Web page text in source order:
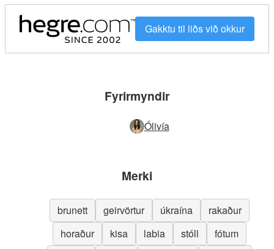
Gakktu til liðs við okkur
Fyrirmyndir
Ólivía
Merki
brunett geirvörtur úkraína
rakaður
horaður
kisa labia stóll
fótum